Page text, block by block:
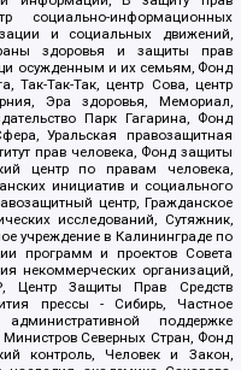
социально-информационных
и социальных движений,
здоровья и защиты прав
осужденным и их семьям, Фонд
Так-Так-Так, центр Сова, центр
Эра здоровья, Мемориал,
Парк Гагарина, Фонд
Уральская правозащитная
прав человека, Фонд защиты
центр по правам человека,
инициатив и социального
центр, Гражданское
исследований, Сутяжник,
в Калининграде по
программ и проектов Совета
некоммерческих организаций,
Р, Центр Защиты Прав Средств
прессы - Сибирь, Частное
поддержке
Северных Стран, Фонд
контроль, Человек и Закон,